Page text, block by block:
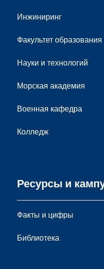
Инжиниринг
Факультет образования
Науки и технологий
Морская академия
Военная кафедра
Колледж
Ресурсы и
Факты и цифры
Библиотека